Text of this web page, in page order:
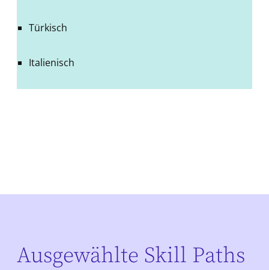
Türkisch
Italienisch
Ausgewählte Skill Paths